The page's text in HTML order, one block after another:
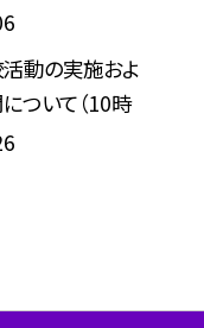
動の実施およ
ついて（10時